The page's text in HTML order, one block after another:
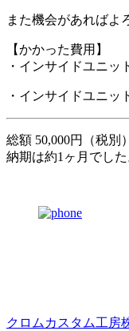
また機会があればよ
【かかった費用】
・インサイドユニッ
・インサイドユニッ
総額 50,000円（税別）
納期は約1ヶ月でした
クロムカスタム工房